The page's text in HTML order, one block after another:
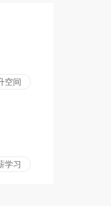
空间
学习